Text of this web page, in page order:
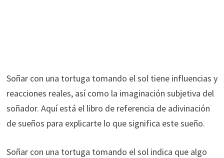
Soñar con una tortuga tomando el sol tiene influencias y
reacciones reales, así como la imaginación subjetiva del
soñador. Aquí está el libro de referencia de adivinación
de sueños para explicarte lo que significa este sueño.
Soñar con una tortuga tomando el sol indica que algo